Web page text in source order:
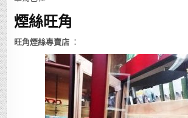
煙絲旺角
旺角煙絲專賣店 ：